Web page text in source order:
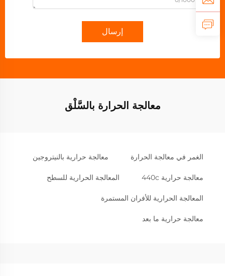
إرسال
معالجة الحرارة بالسَّلْق
الغمر في معالجة الحرارة معالجة حرارية بالنيتروجين
معالجة حرارية 440c المعالجة الحرارية للسطح
المعالجة الحرارية للأفران المستمرة
معالجة حرارية ما بعد